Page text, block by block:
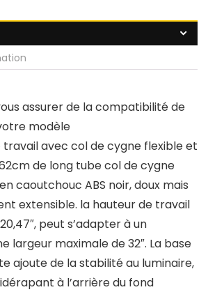
assurer de la compatibilité de
modèle
travail avec col de cygne flexible et
de long tube col de cygne
caoutchouc ABS noir, doux mais
extensible. la hauteur de travail
peut s’adapter à un
largeur maximale de 32″. La base
ajoute de la stabilité au luminaire,
à l’arrière du fond